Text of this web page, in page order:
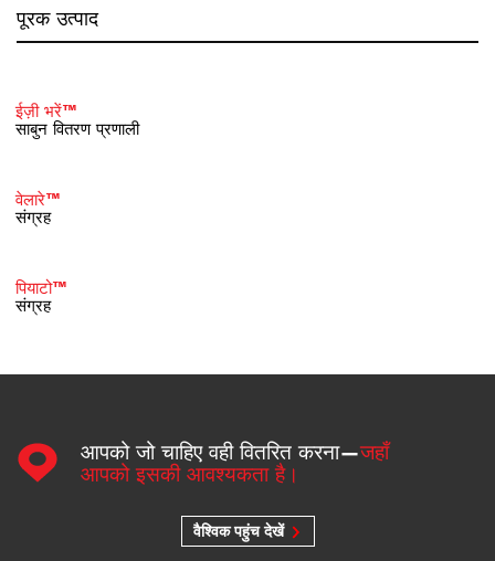
पूरक उत्पाद
ईज़ी भरें™
साबुन वितरण प्रणाली
वेलारे™
संग्रह
पियाटो™
संग्रह
आपको जो चाहिए वही वितरित करना—जहाँ
आपको इसकी आवश्यकता है।
वैश्विक पहुंच देखें